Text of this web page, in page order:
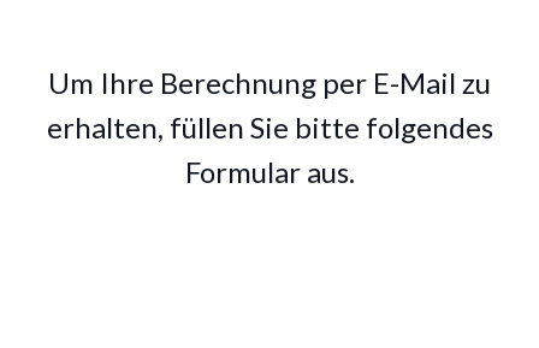
Um Ihre Berechnung per E-Mail zu
erhalten, füllen Sie bitte folgendes
Formular aus.